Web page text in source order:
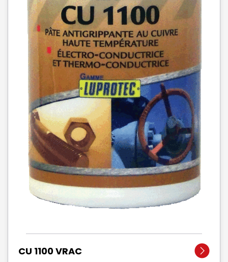
CU 1100 VRAC